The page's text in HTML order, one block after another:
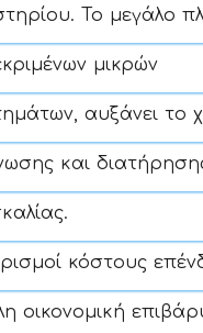
Το μεγάλο
μικρών
αυξάνει το
και
κόστους
οικονομική